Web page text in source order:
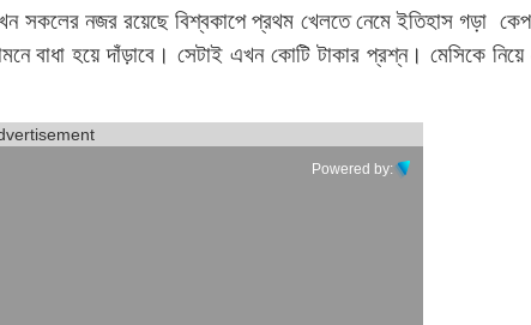
নজর রয়েছে বিশ্বকাপে প্রথম খেলতে নেমে ইতিহাস গড়া কেপ
হয়ে দাঁড়াবে। সেটাই এখন কোটি টাকার প্রশ্ন। মেসিকে
Powered by: